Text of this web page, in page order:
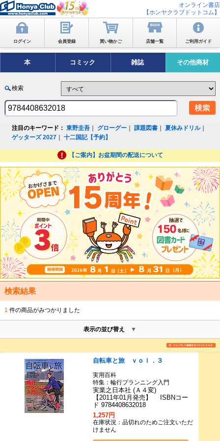
オンライン書店
【ホンヤクラブドットコム】
ログイン 会員登録 買い物かご 店舗一覧 ご利用ガイド
本 コミック 雑誌 その他商材
検索
注目のキーワード： 東野圭吾 グローグー ｜課題図書 ｜夏休みドリル｜
ゲッターズ 2027 ｜十二国記【予約】
【ご案内】お盆期間の配送について
検索結果
1 件の商品がみつかりました
表示の並び替え
自転車と旅 ｖｏｌ．３
実用百科
特集：輪行プランニング入門
実業之日本社 (Ａ４変)
【2011年01月発売】 ISBNコー
ド 9784408632018
1,257円
在庫状況：品切れのためご注文いただ
けません